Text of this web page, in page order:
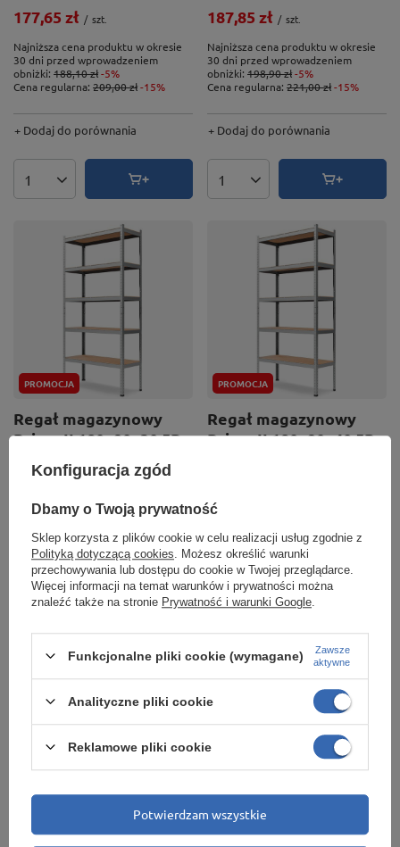
177,65 zł / szt.
Najniższa cena produktu w okresie
30 dni przed wprowadzeniem
obniżki: 188,10 zł-5%
Cena regularna: 209,00 zł-15%
+ Dodaj do porównania
Ilość produktów
187,85 zł / szt.
Najniższa cena produktu w okresie
30 dni przed wprowadzeniem
obniżki: 198,90 zł-5%
Cena regularna: 221,00 zł-15%
+ Dodaj do porównania
Ilość produktów
PROMOCJA
Regał magazynowy
Primo II 180x90x30 5P
175,95 zł /
szt.
Najniższa cena produktu w okresie
30 dni przed wprowadzeniem
obniżki:186,30 zł-5%
Cena regularna:207,00 zł -15%
Ilość produktów
PROMOCJA
Regał magazynowy
Primo II 180x90x40 5P
180,20 zł
Najniższa cena produktu w okresie
30 dni przed wprowadzeniem
obniżki:190,80 zł-5%
Cena regularna:212,00 zł
Ilość produktów
Konfiguracja zgód
Dbamy o Twoją prywatność
Sklep korzysta z plików cookie w celu realizacji usług zgodnie z
Polityką dotyczącą cookies . Możesz określić warunki
przechowywania lub dostępu do cookie w Twojej przeglądarce.
Więcej informacji na temat warunków i prywatności można
znaleźć także na stronie Prywatność i warunki Google
Funkcjonalne pliki cookie (wymagane)
Zawsze
aktywne
Analityczne pliki cookie
Reklamowe pliki cookie
Potwierdzam wszystkie